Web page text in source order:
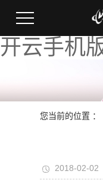
开云手机
您当前的位置 ：
2018-02-02